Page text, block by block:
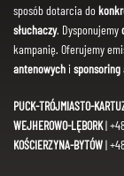
sposób dotarcia do
słuchaczy. Dysponujemy
kampanię. Oferujemy
antenowychi
PUCK-TRÓJMIASTO-
WEJHEROWO-LĘBORK|
KOŚCIERZYNA-BYTÓW|